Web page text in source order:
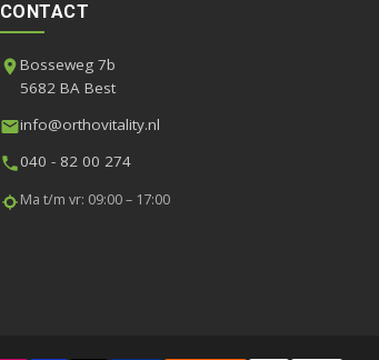
CONTACT
Bosseweg 7b
5682 BA Best
info@orthovitality.nl
040 - 82 00 274
Ma t/m vr: 09:00 – 17:00